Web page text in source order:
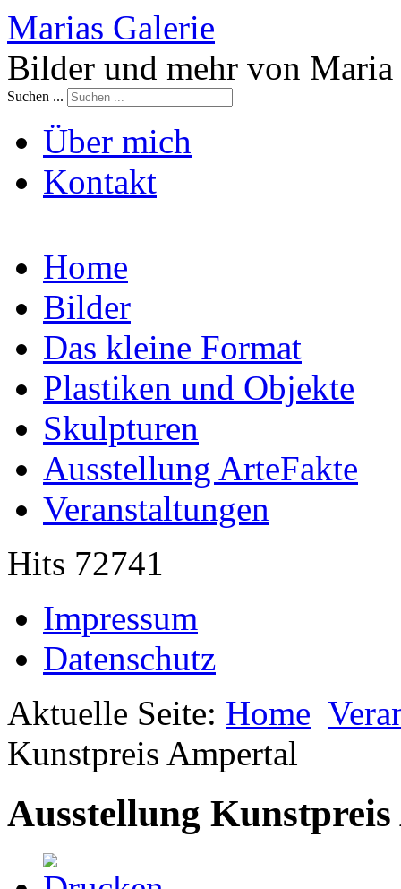
Marias Galerie
Bilder und mehr von
Suchen ...
Über mich
Kontakt
Home
Bilder
Das kleine Format
Plastiken und Objekte
Skulpturen
Ausstellung ArteFakte
Veranstaltungen
Hits 72741
Impressum
Datenschutz
Aktuelle Seite: Home
Kunstpreis Ampertal
Ausstellung